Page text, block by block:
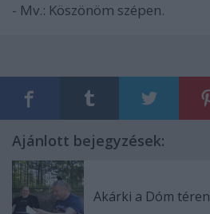
- Mv.: Köszönöm szépen.
Ajánlott bejegyzések:
Akárki a Dóm téren